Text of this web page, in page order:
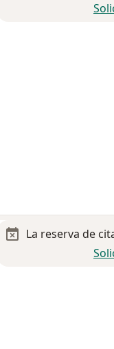
La reserva de